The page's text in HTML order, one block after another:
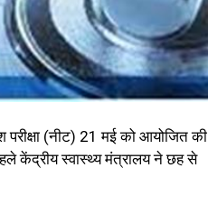
परीक्षा (नीट) 21 मई को आयोजित की
पहले केंद्रीय स्वास्थ्य मंत्रालय ने छह से